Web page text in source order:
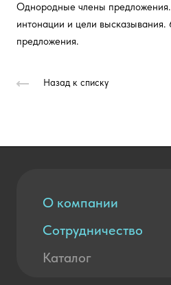
Однородные члены
интонации и цели высказывания.
предложения.
Назад к списку
О компании
Вакансии
Контакты
Сотрудничество
Оплата и доставка
Каталог